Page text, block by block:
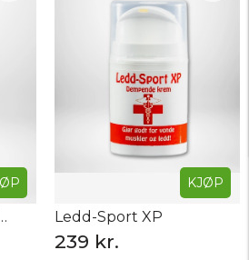
tabletter Ledd-Sport XP
239 kr.
KJØP